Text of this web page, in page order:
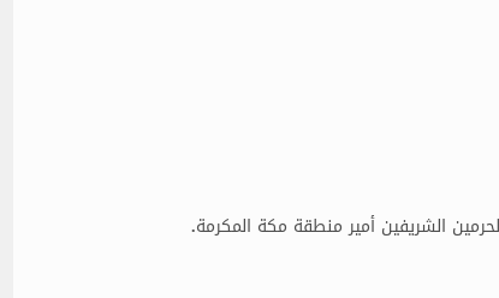
الشريفين أمير منطقة مكة المكرمة.